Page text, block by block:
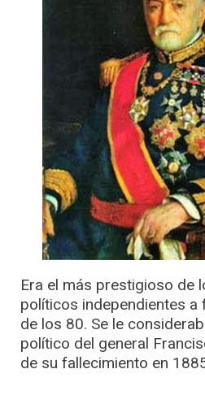
Era el más prestigioso de
políticos independientes a
de los 80. Se le
político del general
de su fallecimiento en